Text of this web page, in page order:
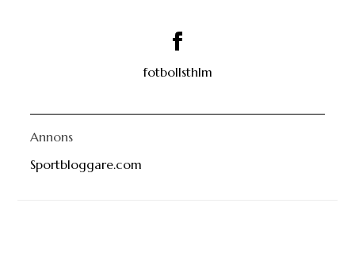
fotbollsthlm
Annons
Sportbloggare.com